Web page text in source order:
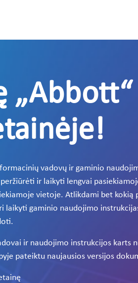
vadovų ir gaminio
ir laikyti lengvai
vietoje. Atlikdami bet kokią
laikyti gaminio naudojimo
ir naudojimo instrukcijos karts
pateiktu naujausios versijos